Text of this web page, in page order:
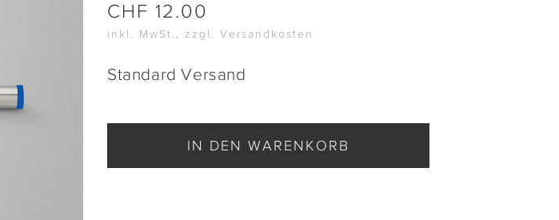
CHF 12.00
inkl. MwSt., zzgl. Versandkosten
Standard Versand
IN DEN WARENKORB